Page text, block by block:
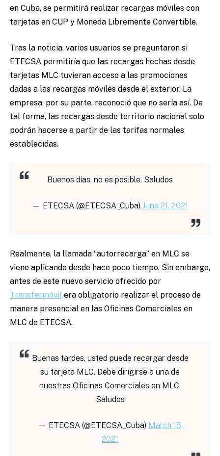
en Cuba, se permitirá realizar recargas móviles con
tarjetas en CUP y Moneda Libremente Convertible.
Tras la noticia, varios usuarios se preguntaron si
ETECSA permitiría que las recargas hechas desde
tarjetas MLC tuvieran acceso a las promociones
dadas a las recargas móviles desde el exterior. La
empresa, por su parte, reconoció que no sería así. De
tal forma, las recargas desde territorio nacional solo
podrán hacerse a partir de las tarifas normales
establecidas.
Buenos días, no es posible. Saludos
— ETECSA (@ETECSA_Cuba) June 21, 2021
Realmente, la llamada “autorrecarga” en MLC se
viene aplicando desde hace poco tiempo. Sin embargo,
antes de este nuevo servicio ofrecido por
Transfermóvil era obligatorio realizar el proceso de
manera presencial en las Oficinas Comerciales en
MLC de ETECSA.
Buenas tardes, usted puede recargar desde
su tarjeta MLC. Debe dirigirse a una de
nuestras Oficinas Comerciales en MLC.
Saludos
— ETECSA (@ETECSA_Cuba) March 15,
2021